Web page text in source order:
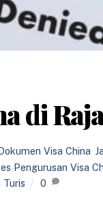
di
Visa China
Pengurusan Visa
Turis 0